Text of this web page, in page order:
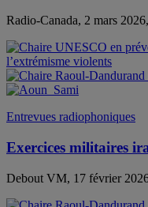
Radio-Canada, 2 mars 2026,
Entrevues radiophoniques
Exercices militaires
Debout VM, 17 février